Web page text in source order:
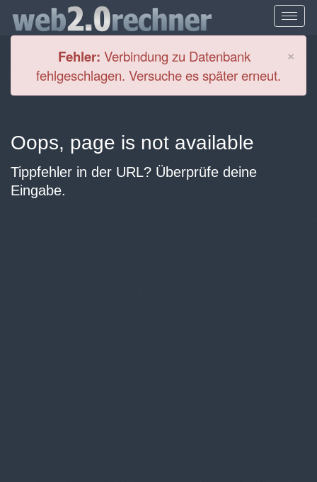
×
Fehler: Verbindung zu Datenbank
fehlgeschlagen. Versuche es später erneut.
Oops, page is not available
Tippfehler in der URL? Überprüfe deine
Eingabe.